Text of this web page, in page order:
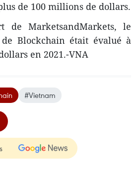
de 100 millions de dollars.
de MarketsandMarkets, le
Blockchain était évalué à
en 2021.-VNA
#Vietnam